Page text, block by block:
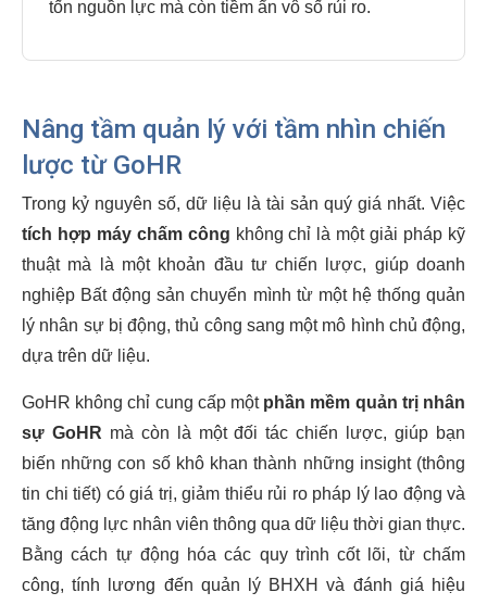
tốn nguồn lực mà còn tiềm ẩn vô số rủi ro.
Nâng tầm quản lý với tầm nhìn chiến
lược từ GoHR
Trong kỷ nguyên số, dữ liệu là tài sản quý giá nhất. Việc
tích hợp máy chấm công không chỉ là một giải pháp kỹ
thuật mà là một khoản đầu tư chiến lược, giúp doanh
nghiệp Bất động sản chuyển mình từ một hệ thống quản
lý nhân sự bị động, thủ công sang một mô hình chủ động,
dựa trên dữ liệu.
GoHR không chỉ cung cấp một phần mềm quản trị nhân
sự GoHR mà còn là một đối tác chiến lược, giúp bạn
biến những con số khô khan thành những insight (thông
tin chi tiết) có giá trị, giảm thiểu rủi ro pháp lý lao động và
tăng động lực nhân viên thông qua dữ liệu thời gian thực.
Bằng cách tự động hóa các quy trình cốt lõi, từ chấm
công, tính lương đến quản lý BHXH và đánh giá hiệu